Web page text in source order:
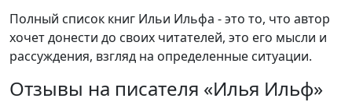
Полный список книг Ильи Ильфа - это то, что автор
хочет донести до своих читателей, это его мысли и
рассуждения, взгляд на определенные ситуации.
Отзывы на писателя «Илья Ильф»